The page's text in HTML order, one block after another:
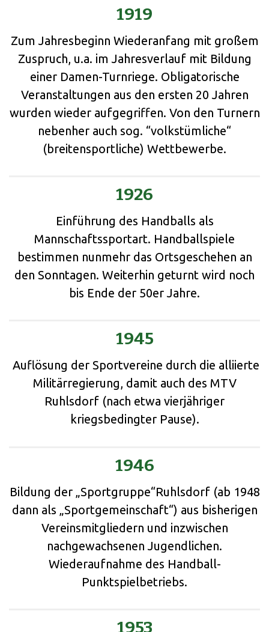
1919
Zum Jahresbeginn Wiederanfang mit großem
Zuspruch, u.a. im Jahresverlauf mit Bildung
einer Damen-Turnriege. Obligatorische
Veranstaltungen aus den ersten 20 Jahren
wurden wieder aufgegriffen. Von den Turnern
nebenher auch sog. “volkstümliche“
(breitensportliche) Wettbewerbe.
1926
Einführung des Handballs als
Mannschaftssportart. Handballspiele
bestimmen nunmehr das Ortsgeschehen an
den Sonntagen. Weiterhin geturnt wird noch
bis Ende der 50er Jahre.
1945
Auflösung der Sportvereine durch die alliierte
Militärregierung, damit auch des MTV
Ruhlsdorf (nach etwa vierjähriger
kriegsbedingter Pause).
1946
Bildung der „Sportgruppe“Ruhlsdorf (ab 1948
dann als „Sportgemeinschaft“) aus bisherigen
Vereinsmitgliedern und inzwischen
nachgewachsenen Jugendlichen.
Wiederaufnahme des Handball-
Punktspielbetriebs.
1953